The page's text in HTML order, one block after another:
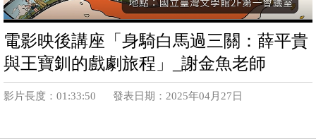
電影映後講座「身騎白馬過三關：薛平貴
與王寶釧的戲劇旅程」_謝金魚老師
影片長度：01:33:50 發表日期：2025年04月27日